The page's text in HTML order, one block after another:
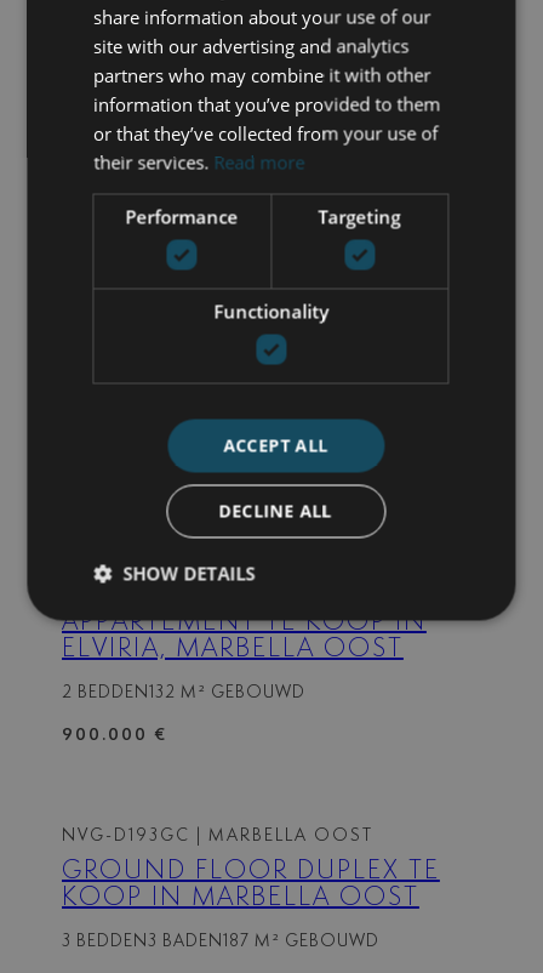
WONING
AFDRUKKEN
VERGELIJKBARE EIGENSCHAPPEN
SUNLIFE10B| LOS MONTEROS – MARBELLA
APPARTEMENT TE KOOP IN
2 BADEN210 M² GEBOUWD
SH-7| ELVIRIA – MARBELLA OOST
APPARTEMENT TE KOOP IN
ELVIRIA, MARBELLA OOST
2 BEDDEN 132 M² GEBOUWD
900.000 €
NVG-D193GC | MARBELLA OOST
GROUND FLOOR DUPLEX TE
KOOP IN MARBELLA OOST
3 BEDDEN 3 BADEN 187 M² GEBOUWD
share information about your use of our
site with our advertising and analytics
partners who may combine it with other
information that you’ve provided to them
or that they’ve collected from your use of
their services. Read more
Performance Targeting
Functionality
ACCEPT ALL
DECLINE ALL
SHOW DETAILS